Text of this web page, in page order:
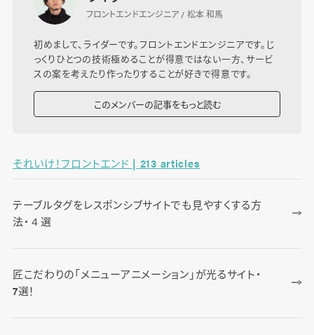
フロントエンドエンジニア / 松本 和馬
初めまして、ライダーです。フロントエンドエンジニアです。じ
っくりひとつの技術極めることが得意ではない一方、サービ
スの案を考えたり作ったりすることが好きで得意です。
このメンバーの記事をもっと読む
それいけ！フロントエンド | 213 articles
テーブルタグをレスポンシブサイトでも見やすくする方
法・４選
匠こだわりの「メニューアニメーション」が光るサイト・
7選！